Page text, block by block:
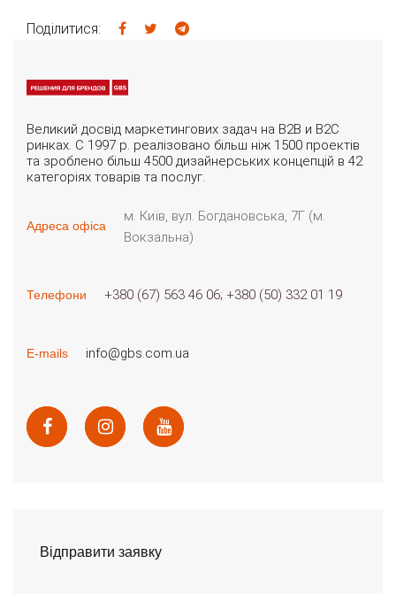
Поділитися:
Великий досвід маркетингових задач на B2B и B2C
ринках. С 1997 р. реалізовано більш ніж 1500 проектів
та зроблено більш 4500 дизайнерських концепцій в 42
категоріях товарів та послуг.
Адреса офіса
м. Київ, вул. Богдановська, 7Г (м.
Вокзальна)
Телефони +380 (67) 563 46 06 +380 (50) 332 01 19
E-mails info@gbs.com.ua
Відправити заявку